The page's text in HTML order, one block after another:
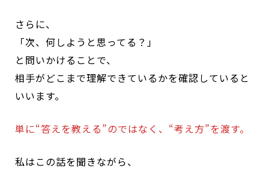
さらに、
「次、何しようと思ってる？」
と問いかけることで、
相手がどこまで理解できているかを確認していると
いいます。
単に“答えを教える”のではなく、“考え方”を渡す。
私はこの話を聞きながら、